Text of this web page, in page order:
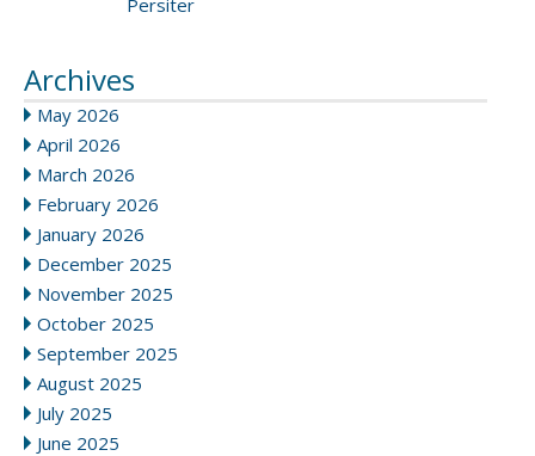
Persiter
Archives
May 2026
April 2026
March 2026
February 2026
January 2026
December 2025
November 2025
October 2025
September 2025
August 2025
July 2025
June 2025